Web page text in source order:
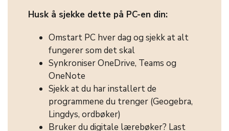
Husk å sjekke dette på PC-en din:
Omstart PC hver dag og sjekk at alt
fungerer som det skal
Synkroniser OneDrive, Teams og
OneNote
Sjekk at du har installert de
programmene du trenger (Geogebra,
Lingdys, ordbøker)
Bruker du digitale lærebøker? Last